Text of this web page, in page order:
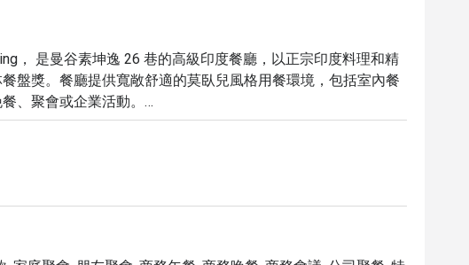
， 是曼谷素坤逸 26 巷的高級印度餐廳，以正宗印度料理和精
盤獎。餐廳提供寬敞舒適的莫臥兒風格用餐環境，包括室內餐
、聚會或企業活動。
Chaat、Tandoori Creamy Broccoli 到慢燉 Raan，皆展現正
美食目的地。